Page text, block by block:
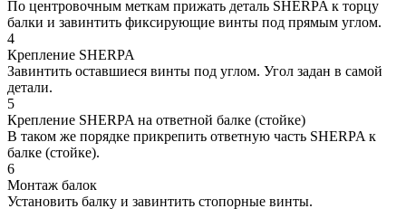
По центровочным меткам прижать деталь SHERPA к торцу
балки и завинтить фиксирующие винты под прямым углом.
4
Крепление SHERPA
Завинтить оставшиеся винты под углом. Угол задан в самой
детали.
5
Крепление SHERPA на ответной балке (стойке)
В таком же порядке прикрепить ответную часть SHERPA к
балке (стойке).
6
Монтаж балок
Установить балку и завинтить стопорные винты.